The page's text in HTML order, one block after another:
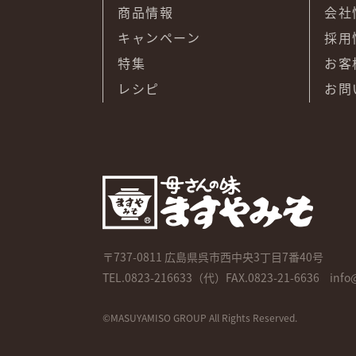
商品情報
キャンペーン
特集
レシピ
会
採用
お
お
〒737-0811 広島県呉市西中央3丁目7番40号
TEL.0823-216633 （代）FAX.0823-21-6636
©MASUYAMISO GROUP All Rights Reserved.